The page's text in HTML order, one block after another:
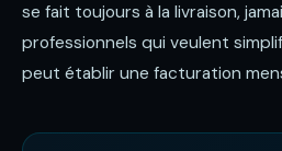
se fait toujours à la livraison,
professionnels qui veulent
peut établir une facturation